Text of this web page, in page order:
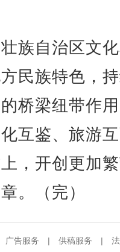
自治区文
民族特色，
桥梁纽带作
互鉴、旅游
，开创更加
。（完）
广告服务 | 供稿服务 |